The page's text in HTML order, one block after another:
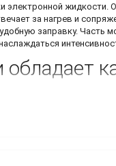
электронной жидкости.
за нагрев и
заправку. Часть
обладает